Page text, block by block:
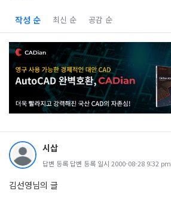
작성 순 최신 순 공감 순
시삽
답변 등록 답변 등록 일시 2000-08-28 9:32 pm
김선영님의 글